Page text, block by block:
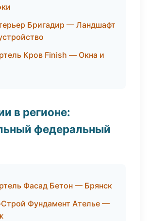
Бригадир — Ландшафт
Кров Finish — Окна и
в регионе:
федеральный
Фасад Бетон — Брянск
Фундамент Ателье —